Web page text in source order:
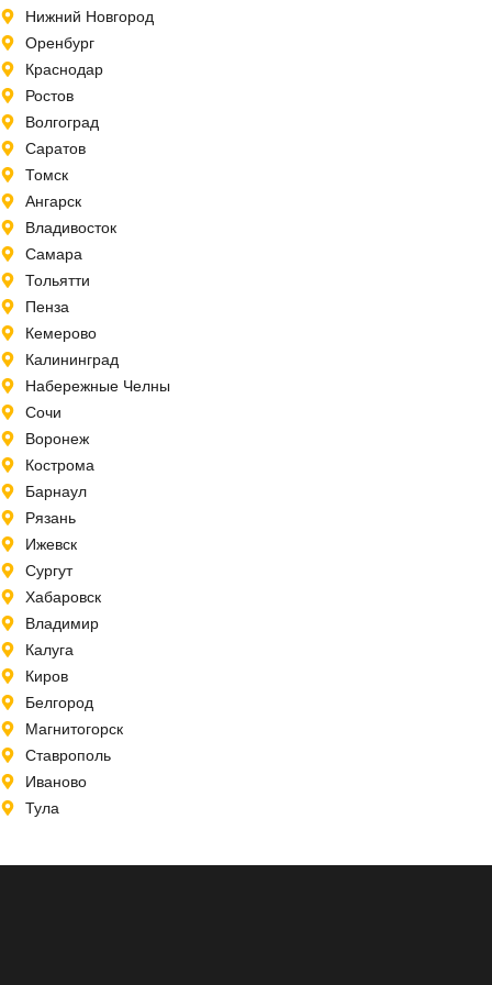
Нижний Новгород
Оренбург
Краснодар
Ростов
Волгоград
Саратов
Томск
Ангарск
Владивосток
Самара
Тольятти
Пенза
Кемерово
Калининград
Набережные Челны
Сочи
Воронеж
Кострома
Барнаул
Рязань
Ижевск
Сургут
Хабаровск
Владимир
Калуга
Киров
Белгород
Магнитогорск
Ставрополь
Иваново
Тула